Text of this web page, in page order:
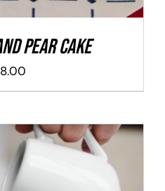
Pear Cake